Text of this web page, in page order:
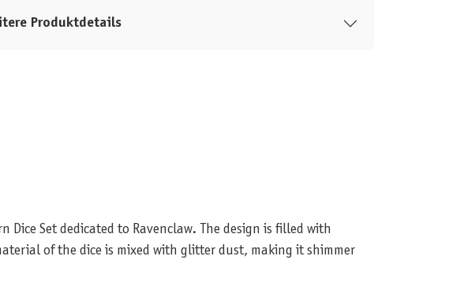
Produktdetails
Dice Set dedicated to Ravenclaw. The design is filled with
of the dice is mixed with glitter dust, making it shimmer